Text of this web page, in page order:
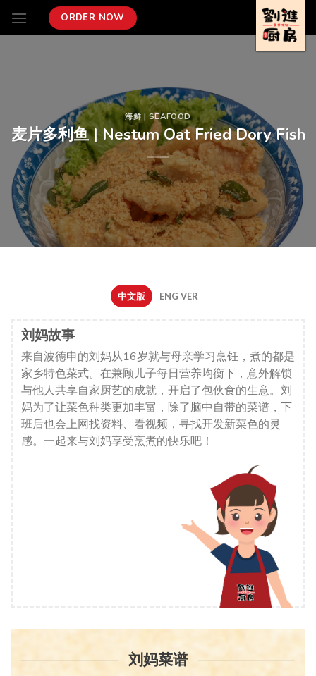
ORDER NOW
海鲜 | SEAFOOD
麦片多利鱼 | Nestum Oat Fried Dory Fish
中文版 ENG VER
刘妈故事
来自波德申的刘妈从16岁就与母亲学习烹饪，煮的都是
家乡特色菜式。在兼顾儿子每日营养均衡下，意外解锁
与他人共享自家厨艺的成就，开启了包伙食的生意。刘
妈为了让菜色种类更加丰富，除了脑中自带的菜谱，下
班后也会上网找资料、看视频，寻找开发新菜色的灵
感。一起来与刘妈享受烹煮的快乐吧！
刘妈菜谱